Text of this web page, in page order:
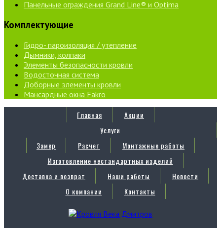
Панельные ограждения Grand Line® и Optima
Комплектующие
Гидро- пароизоляция / утепление
Дымники, колпаки
Элементы безопасности кровли
Водосточная система
Доборные элементы кровли
Мансардные окна Fakro
Главная
Акции
Услуги
Замер
Расчет
Монтажные работы
Изготовление нестандартных изделий
Доставка и возврат
Наши работы
Новости
О компании
Контакты